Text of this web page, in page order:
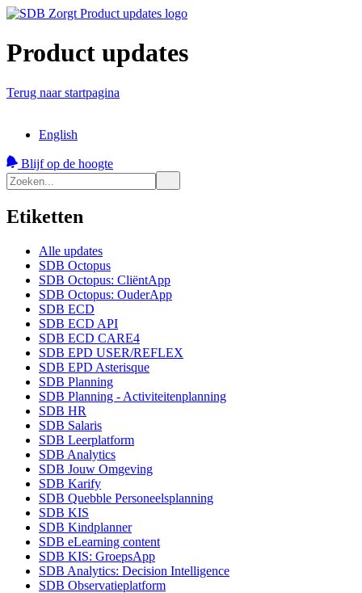
Product updates
Terug naar startpagina
English
Blijf op de hoogte
Etiketten
Alle updates
SDB Octopus
SDB Octopus: CliëntApp
SDB Octopus: OuderApp
SDB ECD
SDB ECD API
SDB ECD CARE4
SDB EPD USER/REFLEX
SDB EPD Asterisque
SDB Planning
SDB Planning - Activiteitenplanning
SDB HR
SDB Salaris
SDB Leerplatform
SDB Analytics
SDB Jouw Omgeving
SDB Karify
SDB Quebble Personeelsplanning
SDB KIS
SDB Kindplanner
SDB eLearning content
SDB KIS: GroepsApp
SDB Analytics: Decision Intelligence
SDB Observatieplatform